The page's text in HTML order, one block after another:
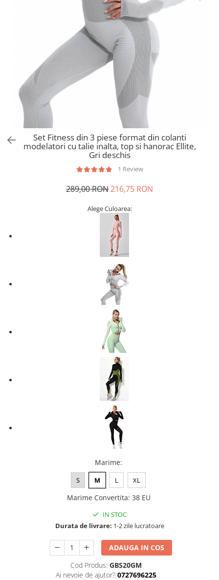
Set Fitness din 3 piese format din colanti
modelatori cu talie inalta, top si hanorac Ellite,
Gri deschis
1 Review
289,00 RON216,75 RON
Alege Culoarea:
Marime:
S M L XL
Marime Convertita: 38 EU
IN STOC
Durata de livrare: 1-2 zile lucratoare
ADAUGA IN COS
Cod Produs: GBS20GM
Ai nevoie de ajutor? 0727696225